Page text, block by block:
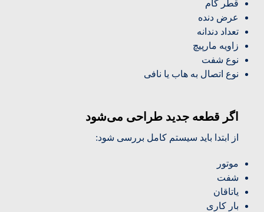
قطر گام
عرض دنده
تعداد دندانه
زاویه مارپیچ
نوع شفت
نوع اتصال به هاب یا نافی
اگر قطعه جدید طراحی می‌شود
از ابتدا باید سیستم کامل بررسی شود:
موتور
شفت
یاتاقان
بار کاری